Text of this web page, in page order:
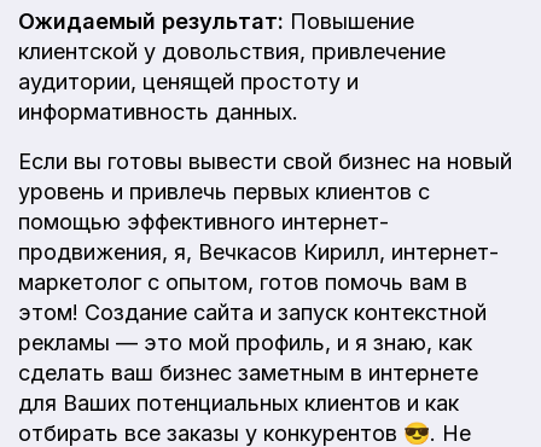
Ожидаемый результат: Повышение
клиентской у довольствия, привлечение
аудитории, ценящей простоту и
информативность данных.
Если вы готовы вывести свой бизнес на новый
уровень и привлечь первых клиентов с
помощью эффективного интернет-
продвижения, я, Вечкасов Кирилл, интернет-
маркетолог с опытом, готов помочь вам в
этом! Создание сайта и запуск контекстной
рекламы — это мой профиль, и я знаю, как
сделать ваш бизнес заметным в интернете
для Ваших потенциальных клиентов и как
отбирать все заказы у конкурентов 😎. Не